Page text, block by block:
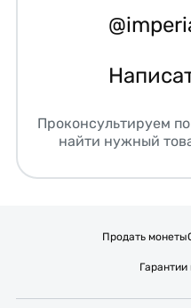
Проконсультируем
найти нужный
Продать монеты
Гарантии